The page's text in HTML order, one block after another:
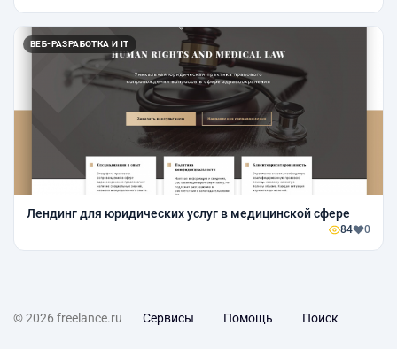
ВЕБ-РАЗРАБОТКА И IT
Лендинг для юридических услуг в медицинской сфере
84 0
© 2026 freelance.ru Сервисы Помощь Поиск